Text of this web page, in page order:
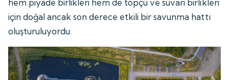
hem piyade birlikleri hem de topçu ve süvari birlikleri
için doğal ancak son derece etkili bir savunma hattı
oluşturuluyordu.